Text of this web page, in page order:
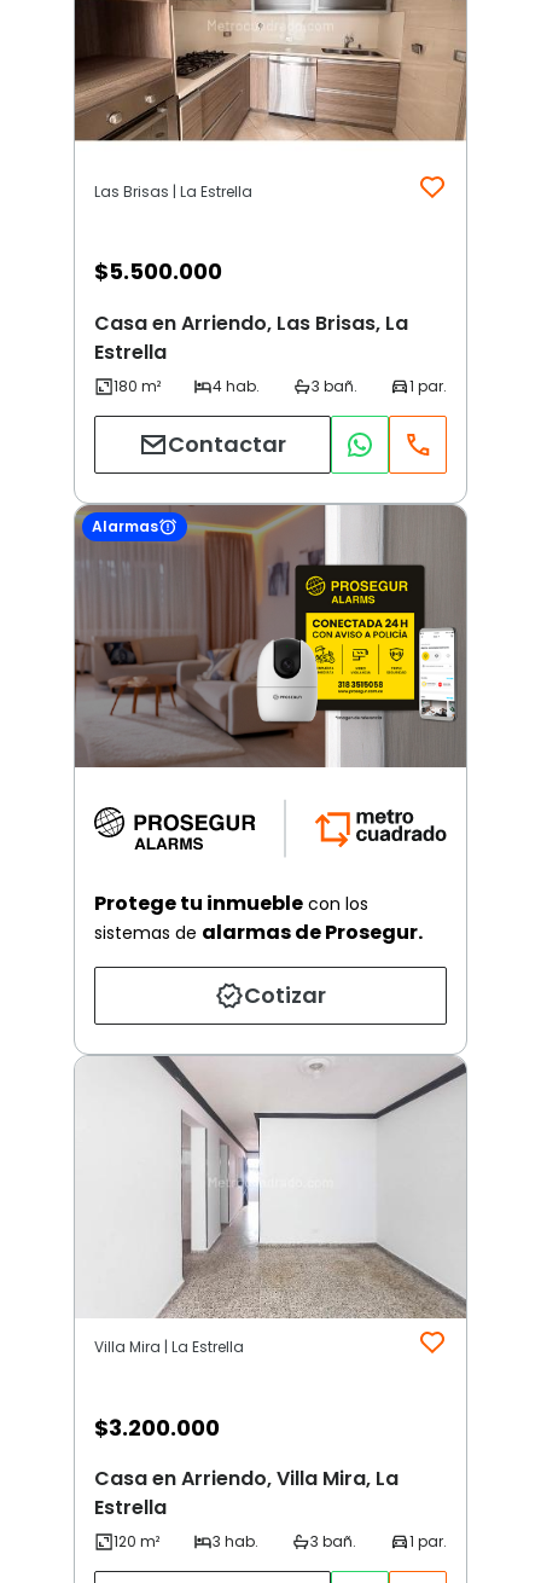
Las Brisas | La Estrella
$5.500.000
Casa en Arriendo, Las Brisas, La
Estrella
Contactar
Alarmas
Protege tu inmueble con los
sistemas de alarmas de Prosegur.
Cotizar
Villa Mira | La Estrella
$3.200.000
Casa en Arriendo, Villa Mira, La
Estrella